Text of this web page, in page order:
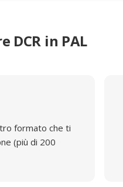
DCR in PAL
formato che ti
(più di 200